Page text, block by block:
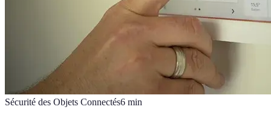
Sécurité des Objets Connectés6 min